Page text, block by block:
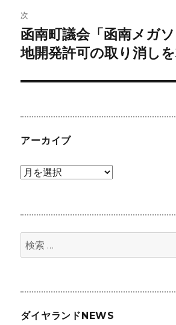
ゲ
ー
ン
次
次
の
稿:
函南町議会「函南メガ
地開発許可の取り消しを
アーカイブ
ア
ブ検
索:
ダイヤランドNEWS